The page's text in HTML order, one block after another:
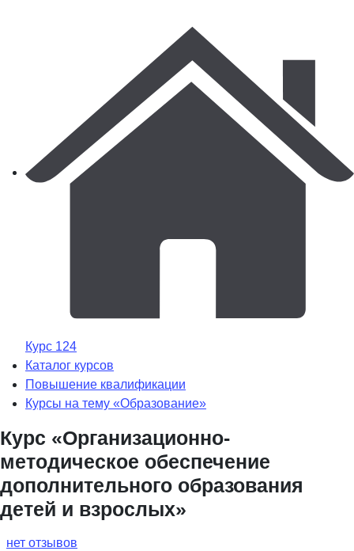
Курс 124
Каталог курсов
Повышение квалификации
Курсы на тему «Образование»
Курс «Организационно-
методическое обеспечение
дополнительного образования
детей и взрослых»
нет отзывов